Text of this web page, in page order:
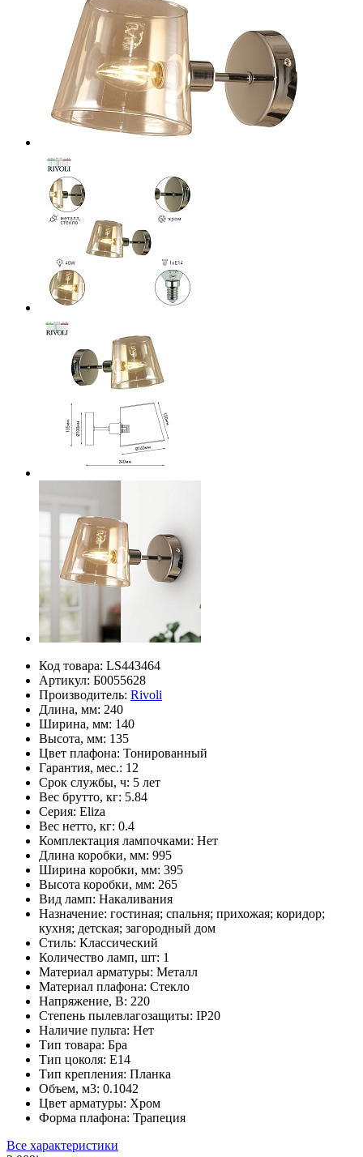
Код товара: LS443464
Артикул: Б0055628
Производитель: Rivoli
Длина, мм: 240
Ширина, мм: 140
Высота, мм: 135
Цвет плафона: Тонированный
Гарантия, мес.: 12
Срок службы, ч: 5 лет
Вес брутто, кг: 5.84
Серия: Eliza
Вес нетто, кг: 0.4
Комплектация лампочками: Нет
Длина коробки, мм: 995
Ширина коробки, мм: 395
Высота коробки, мм: 265
Вид ламп: Накаливания
Назначение: гостиная; спальня; прихожая; коридор;
кухня; детская; загородный дом
Стиль: Классический
Количество ламп, шт: 1
Материал арматуры: Металл
Материал плафона: Стекло
Напряжение, В: 220
Степень пылевлагозащиты: IP20
Наличие пульта: Нет
Тип товара: Бра
Тип цоколя: E14
Тип крепления: Планка
Объем, м3: 0.1042
Цвет арматуры: Хром
Форма плафона: Трапеция
Все характеристики